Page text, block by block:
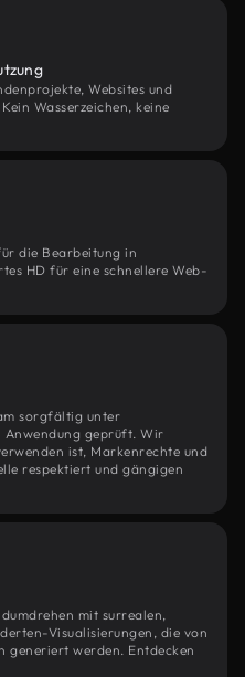
Websites und
Wasserzeichen, keine
die Bearbeitung in
HD für eine schnellere Web-
sorgfältig unter
Anwendung geprüft. Wir
ist, Markenrechte und
respektiert und gängigen
mit surrealen,
Visualisierungen, die von
generiert werden. Entdecken